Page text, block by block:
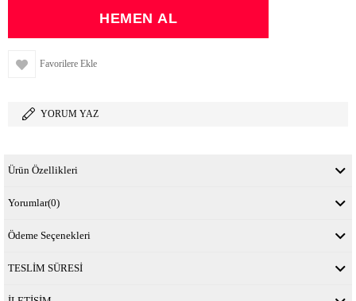
Favorilere Ekle
YORUM YAZ
Ürün Özellikleri
Yorumlar(0)
Ödeme Seçenekleri
TESLİM SÜRESİ